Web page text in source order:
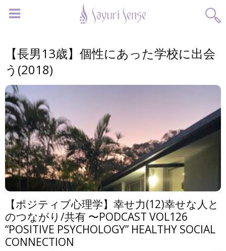
【長男13歳】個性にあった学校に出会
う(2018)
【ポジティブ心理学】幸せ力(12)幸せな人と
のつながり/共有 〜PODCAST VOL126
“POSITIVE PSYCHOLOGY” HEALTHY SOCIAL
CONNECTION